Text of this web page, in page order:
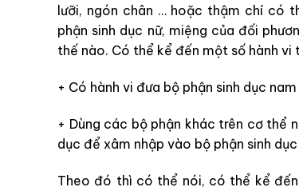
lưỡi, ngón chân … hoặc thậm chí có
phận sinh dục nữ, miệng của đối
thế nào. Có thể kể đến một số hành vi
+ Có hành vi đưa bộ phận sinh dục
+ Dùng các bộ phận khác trên cơ thể
dục để xâm nhập vào bộ phận sinh
Theo đó thì có thể nói, có thể kể